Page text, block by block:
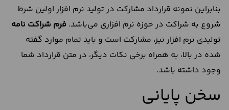
بنابراین نمونه قرارداد مشارکت در تولید نرم افزار اولین شرط
شروع به شراکت در حوزه نرم افزاری می‌باشد. فرم شراکت نامه
تولیدی نرم افزار نیز، مشارکت است و باید تمام موارد گفته
شده در بالا، به همراه برخی نکات دیگر، در متن قرارداد شما
وجود داشته باشد.
سخن پایانی